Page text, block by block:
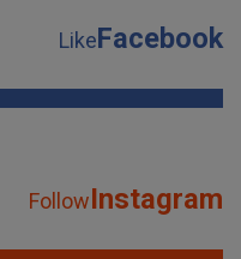
LikeFacebook
FollowInstagram